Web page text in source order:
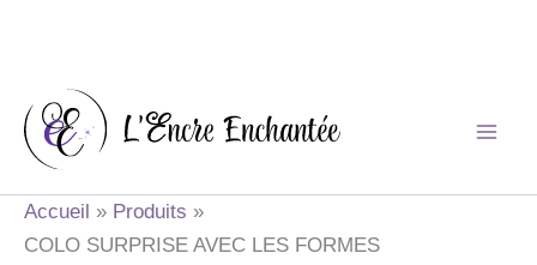
contenu
Accueil
Produits
COLO SURPRISE AVEC LES FORMES